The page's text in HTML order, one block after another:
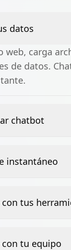
datos
web, carga
de datos.
chatbot
instantáneo
con tus
con tu equipo